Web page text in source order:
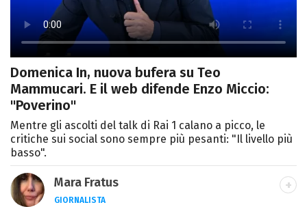
Domenica In, nuova bufera su Teo
Mammucari. E il web difende Enzo Miccio:
"Poverino"
Mentre gli ascolti del talk di Rai 1 calano a picco, le
critiche sui social sono sempre più pesanti: "Il livello più
basso".
Mara Fratus
GIORNALISTA